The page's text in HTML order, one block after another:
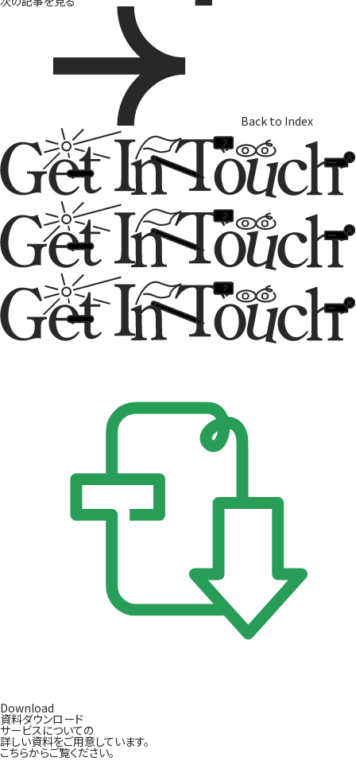
Back to Index
Download
資料ダウンロード
サービスについての
詳しい資料をご用意しています。
こちらからご覧ください。